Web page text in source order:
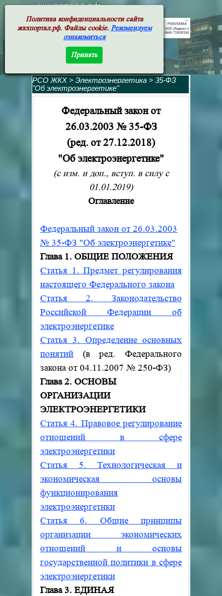
жкхпортал.рф
РСО ЖКХ> Электроэнергетика > 35-ФЗ
"Об электроэнергетике"
Федеральный закон от
26.03.2003 № 35-ФЗ
(ред. от 27.12.2018)
"Об электроэнергетике"
(с изм. и доп., вступ. в силу с
01.01.2019)
Оглавление
Федеральный закон от 26.03.2003
№ 35-ФЗ "Об электроэнергетике"
Глава 1. ОБЩИЕ ПОЛОЖЕНИЯ
Статья 1. Предмет регулирования
настоящего Федерального закона
Статья 2. Законодательство
Российской Федерации об
электроэнергетике
Статья 3. Определение основных
понятий
(в ред. Федерального
закона от 04.11.2007 № 250-ФЗ)
Глава 2. ОСНОВЫ
ОРГАНИЗАЦИИ
ЭЛЕКТРОЭНЕРГЕТИКИ
Статья 4. Правовое регулирование
отношений в сфере
электроэнергетики
Статья 5. Технологическая и
экономическая основы
функционирования
электроэнергетики
Статья 6. Общие принципы
организации экономических
отношений и основы
государственной политики в сфере
электроэнергетики
Глава 3. ЕДИНАЯ
Политика конфиденциальности сайта
жкхпортал.рф. Файлы cookie. Рекомендуем
ознакомиться
Принять